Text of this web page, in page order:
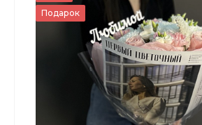
- +
В корзину
Подарок